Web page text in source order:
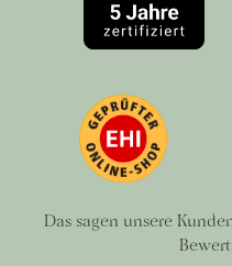
Das sagen unsere